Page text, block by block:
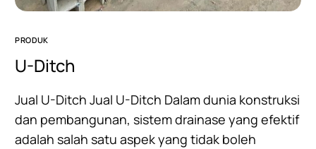
PRODUK
U-Ditch
Jual U-Ditch Jual U-Ditch Dalam dunia konstruksi
dan pembangunan, sistem drainase yang efektif
adalah salah satu aspek yang tidak boleh